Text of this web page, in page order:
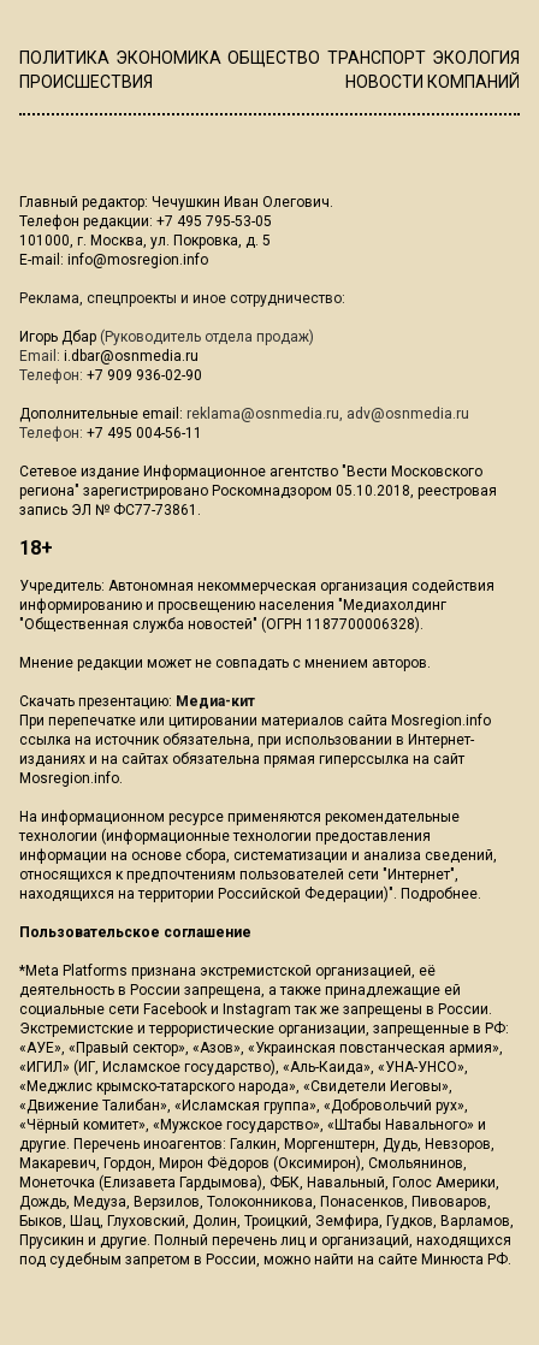
ПОЛИТИКА ЭКОНОМИКА ОБЩЕСТВО ТРАНСПОРТ ЭКОЛОГИЯ
ПРОИСШЕСТВИЯ
НОВОСТИ КОМПАНИЙ
Главный редактор: Чечушкин Иван Олегович.
Телефон редакции: +7 495 795-53-05
101000, г. Москва, ул. Покровка, д. 5
E-mail: info@mosregion.info
Реклама, спецпроекты и иное сотрудничество:
Игорь Дбар (Руководитель отдела продаж)
Email: i.dbar@osnmedia.ru
Телефон: +7 909 936-02-90
Дополнительные email: reklama@osnmedia.ru, adv@osnmedia.ru
Телефон: +7 495 004-56-11
Сетевое издание Информационное агентство "Вести Московского
региона" зарегистрировано Роскомнадзором 05.10.2018, реестровая
запись ЭЛ № ФС77-73861.
18+
Учредитель: Автономная некоммерческая организация содействия
информированию и просвещению населения "Медиахолдинг
"Общественная служба новостей" (ОГРН 1187700006328).
Мнение редакции может не совпадать с мнением авторов.
Скачать презентацию: Медиа-кит
При перепечатке или цитировании материалов сайта Mosregion.info
ссылка на источник обязательна, при использовании в Интернет-
изданиях и на сайтах обязательна прямая гиперссылка на сайт
Mosregion.info.
На информационном ресурсе применяются рекомендательные
технологии (информационные технологии предоставления
информации на основе сбора, систематизации и анализа сведений,
относящихся к предпочтениям пользователей сети "Интернет",
находящихся на территории Российской Федерации)". Подробнее.
Пользовательское соглашение
*Meta Platforms признана экстремистской организацией, её
деятельность в России запрещена, а также принадлежащие ей
социальные сети Facebook и Instagram так же запрещены в России.
Экстремистские и террористические организации, запрещенные в РФ:
«АУЕ», «Правый сектор», «Азов», «Украинская повстанческая армия»,
«ИГИЛ» (ИГ, Исламское государство), «Аль-Каида», «УНА-УНСО»,
«Меджлис крымско-татарского народа», «Свидетели Иеговы»,
«Движение Талибан», «Исламская группа», «Добровольчий рух»,
«Чёрный комитет», «Мужское государство», «Штабы Навального» и
другие. Перечень иноагентов: Галкин, Моргенштерн, Дудь, Невзоров,
Макаревич, Гордон, Мирон Фёдоров (Оксимирон), Смольянинов,
Монеточка (Елизавета Гардымова), ФБК, Навальный, Голос Америки,
Дождь, Медуза, Верзилов, Толоконникова, Понасенков, Пивоваров,
Быков, Шац, Глуховский, Долин, Троицкий, Земфира, Гудков, Варламов,
Прусикин и другие. Полный перечень лиц и организаций, находящихся
под судебным запретом в России, можно найти на сайте Минюста РФ.